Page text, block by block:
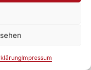
Impressum